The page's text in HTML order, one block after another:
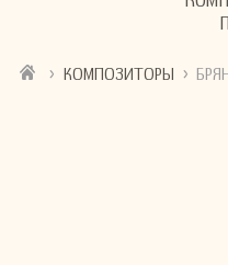
› КОМПОЗИТОРЫ ›